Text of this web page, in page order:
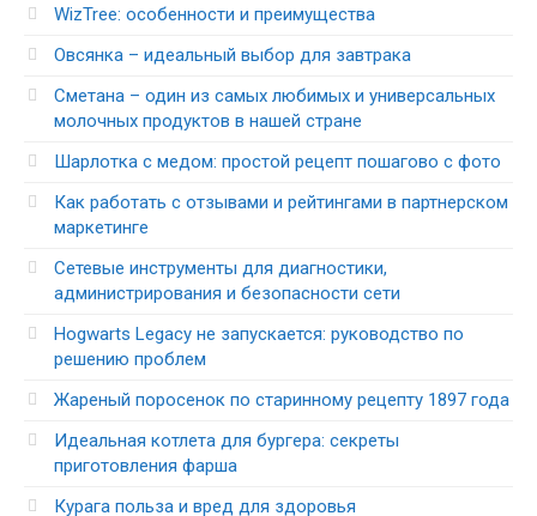
WizTree: особенности и преимущества
Овсянка – идеальный выбор для завтрака
Сметана – один из самых любимых и универсальных
молочных продуктов в нашей стране
Шарлотка с медом: простой рецепт пошагово с фото
Как работать с отзывами и рейтингами в партнерском
маркетинге
Сетевые инструменты для диагностики,
администрирования и безопасности сети
Hogwarts Legacy не запускается: руководство по
решению проблем
Жареный поросенок по старинному рецепту 1897 года
Идеальная котлета для бургера: секреты
приготовления фарша
Курага польза и вред для здоровья